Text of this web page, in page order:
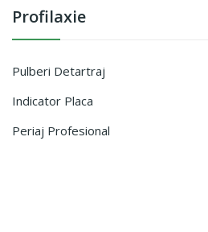
Profilaxie
Pulberi Detartraj
Indicator Placa
Periaj Profesional